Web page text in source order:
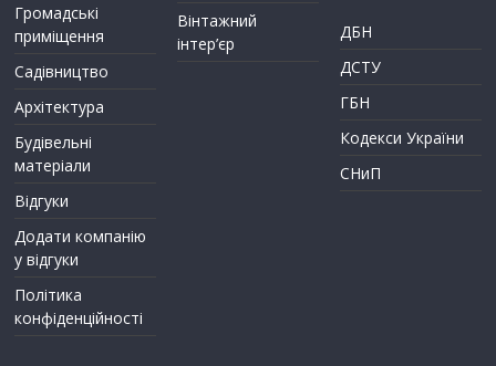
Громадські
приміщення
Садівництво
Архітектура
Будівельні
матеріали
Відгуки
Додати компанію
у відгуки
Політика
конфіденційності
Вінтажний
інтер’єр
ДБН
ДСТУ
ГБН
Кодекси України
СНиП